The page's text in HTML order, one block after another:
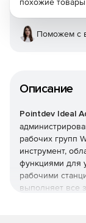
Описание
Pointdev Ideal
рабочих групп
инструмент,
функциями для
рабочими
выполняет все
Поможем с